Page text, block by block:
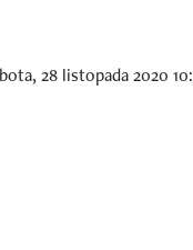
28 listopada 2020